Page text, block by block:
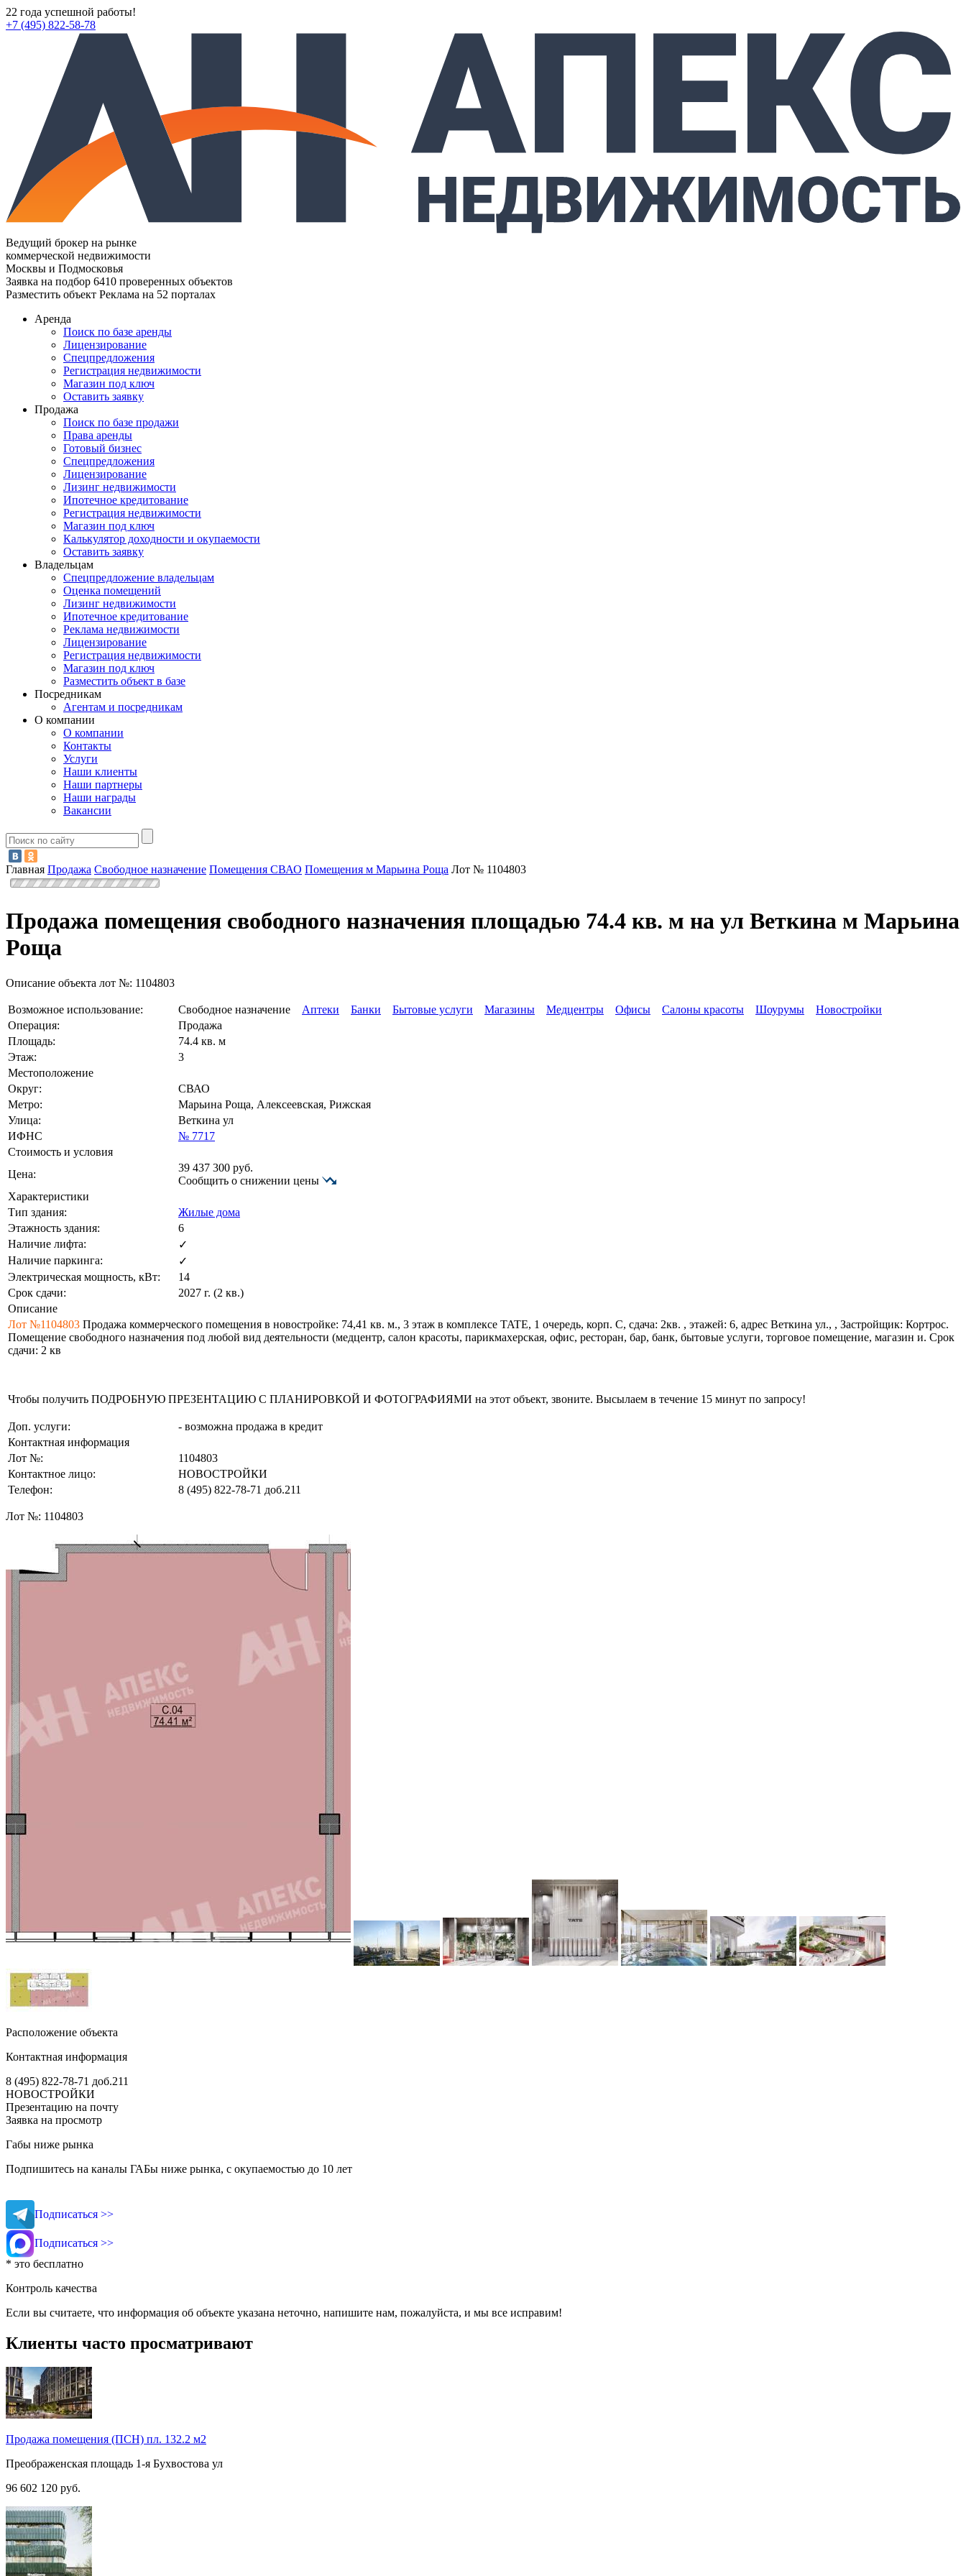
22 года успешной работы!
+7 (495) 822-58-78
Ведущий брокер на рынке
коммерческой недвижимости
Москвы и Подмосковья
Заявка на подбор 6410 проверенных объектов
Разместить объект Реклама на 52 порталах
Аренда
Поиск по базе аренды
Лицензирование
Спецпредложения
Регистрация недвижимости
Магазин под ключ
Оставить заявку
Продажа
Поиск по базе продажи
Права аренды
Готовый бизнес
Спецпредложения
Лицензирование
Лизинг недвижимости
Ипотечное кредитование
Регистрация недвижимости
Магазин под ключ
Калькулятор доходности и окупаемости
Оставить заявку
Владельцам
Спецпредложение владельцам
Оценка помещений
Лизинг недвижимости
Ипотечное кредитование
Реклама недвижимости
Лицензирование
Регистрация недвижимости
Магазин под ключ
Разместить объект в базе
Посредникам
Агентам и посредникам
О компании
О компании
Контакты
Услуги
Наши клиенты
Наши партнеры
Наши награды
Вакансии
Главная Продажа Свободное назначение Помещения СВАО Помещения м Марьина Роща Лот № 1104803
Продажа помещения свободного назначения площадью 74.4 кв. м на ул Веткина м Марьина
Роща
Описание объекта лот №: 1104803
Возможное использование: Свободное назначение Аптеки Банки Бытовые услуги Магазины Медцентры Офисы Салоны красоты Шоурумы
Новостройки
Операция:
Продажа
Площадь:
74.4 кв. м
Этаж:
3
Местоположение
Округ:
СВАО
Метро:
Марьина Роща, Алексеевская, Рижская
Улица:
Веткина ул
ИФНС
№ 7717
Стоимость и условия
Цена:
39 437 300 руб.
Сообщить о снижении цены
Характеристики
Тип здания:
Жилые дома
Этажность здания:
6
Наличие лифта:
✓
Наличие паркинга:
✓
Электрическая мощность, кВт:
14
Срок сдачи:
2027 г. (2 кв.)
Описание
Лот №1104803 Продажа коммерческого помещения в новостройке: 74,41 кв. м., 3 этаж в комплексе TATE, 1 очередь, корп. С, сдача: 2кв. , этажей: 6, адрес Веткина ул., , Застройщик: Кортрос.
Помещение свободного назначения под любой вид деятельности (медцентр, салон красоты, парикмахерская, офис, ресторан, бар, банк, бытовые услуги, торговое помещение, магазин и. Срок
сдачи: 2 кв
Чтобы получить ПОДРОБНУЮ ПРЕЗЕНТАЦИЮ С ПЛАНИРОВКОЙ И ФОТОГРАФИЯМИ на этот объект, звоните. Высылаем в течение 15 минут по запросу!
Доп. услуги:
- возможна продажа в кредит
Контактная информация
Лот №:
1104803
Контактное лицо:
НОВОСТРОЙКИ
Телефон:
8 (495) 822-78-71 доб.211
Лот №: 1104803
Расположение объекта
Контактная информация
8 (495) 822-78-71 доб.211
НОВОСТРОЙКИ
Презентацию на почту
Заявка на просмотр
Габы ниже рынка
Подпишитесь на каналы ГАБы ниже рынка, с окупаемостью до 10 лет
Подписаться >>
Подписаться >>
* это бесплатно
Контроль качества
Если вы считаете, что информация об объекте указана неточно, напишите нам, пожалуйста, и мы все исправим!
Клиенты часто просматривают
Продажа помещения (ПСН) пл. 132.2 м2
Преображенская площадь 1-я Бухвостова ул
96 602 120 руб.